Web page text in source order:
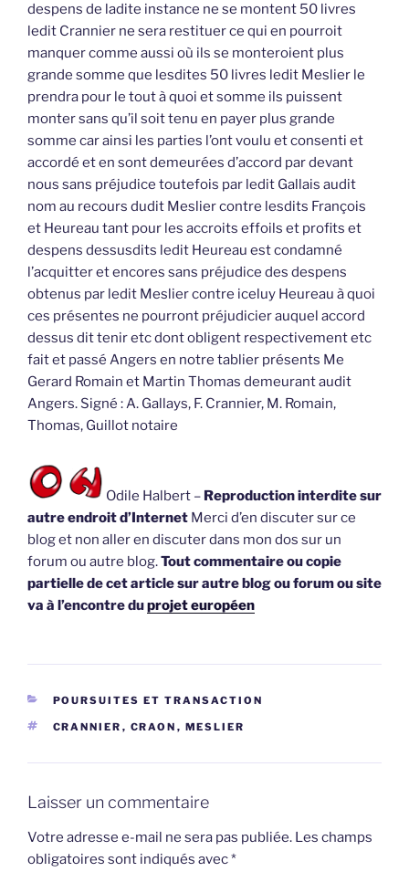
despens de ladite instance ne se montent 50 livres
ledit Crannier ne sera restituer ce qui en pourroit
manquer comme aussi où ils se monteroient plus
grande somme que lesdites 50 livres ledit Meslier le
prendra pour le tout à quoi et somme ils puissent
monter sans qu’il soit tenu en payer plus grande
somme car ainsi les parties l’ont voulu et consenti et
accordé et en sont demeurées d’accord par devant
nous sans préjudice toutefois par ledit Gallais audit
nom au recours dudit Meslier contre lesdits François
et Heureau tant pour les accroits effoils et profits et
despens dessusdits ledit Heureau est condamné
l’acquitter et encores sans préjudice des despens
obtenus par ledit Meslier contre iceluy Heureau à quoi
ces présentes ne pourront préjudicier auquel accord
dessus dit tenir etc dont obligent respectivement etc
fait et passé Angers en notre tablier présents Me
Gerard Romain et Martin Thomas demeurant audit
Angers. Signé : A. Gallays, F. Crannier, M. Romain,
Thomas, Guillot notaire
Odile Halbert – Reproduction interdite sur
autre endroit d’Internet Merci d’en discuter sur ce
blog et non aller en discuter dans mon dos sur un
forum ou autre blog.Tout commentaire ou copie
partielle de cet article sur autre blog ou forum ou site
va à l’encontre duprojet européen
CATÉGORIES
POURSUITES ET TRANSACTION
ÉTIQUETTES
CRANNIER , CRAON , MESLIER
Laisser un commentaire
Votre adresse e-mail ne sera pas publiée. Les champs
obligatoires sont indiqués avec*